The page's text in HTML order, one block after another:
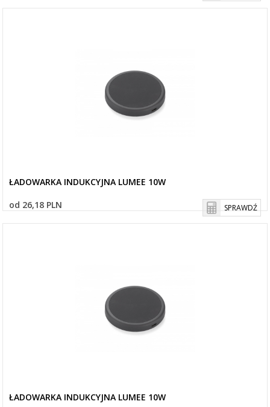
ŁADOWARKA INDUKCYJNA LUMEE 10W
od 26,18 PLN
SPRAWDŹ
ŁADOWARKA INDUKCYJNA LUMEE 10W